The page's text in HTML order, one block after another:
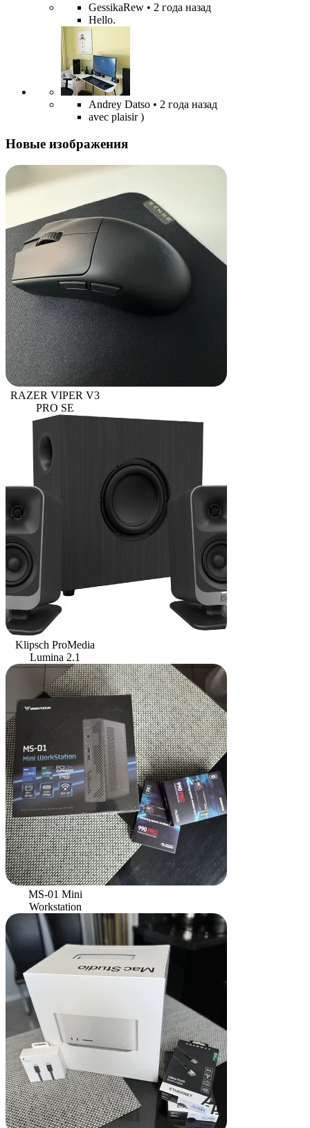
GessikaRew • 2 года назад
Hello.
Andrey Datso • 2 года назад
avec plaisir )
Новые изображения
RAZER VIPER V3
PRO SE
Klipsch ProMedia
Lumina 2.1
MS-01 Mini
Workstation